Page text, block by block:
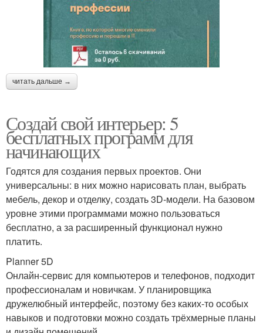
читать дальше →
Создай свой интерьер: 5
бесплатных программ для
начинающих
Годятся для создания первых проектов. Они
универсальны: в них можно нарисовать план, выбрать
мебель, декор и отделку, создать 3D-модели. На базовом
уровне этими программами можно пользоваться
бесплатно, а за расширенный функционал нужно
платить.
Planner 5D
Онлайн-сервис для компьютеров и телефонов, подходит
профессионалам и новичкам. У планировщика
дружелюбный интерфейс, поэтому без каких-то особых
навыков и подготовки можно создать трёхмерные планы